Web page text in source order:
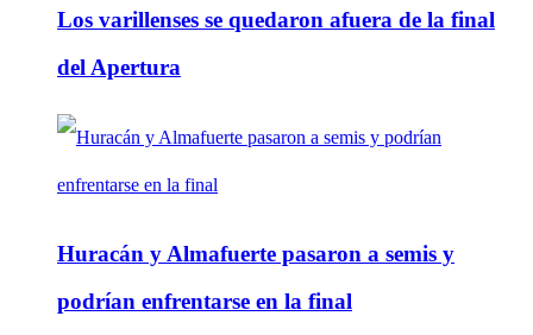
Los varillenses se quedaron afuera de la final
del Apertura
Huracán y Almafuerte pasaron a semis y
podrían enfrentarse en la final